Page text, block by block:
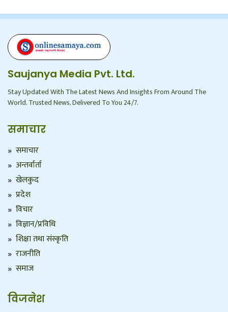
Saujanya Media Pvt. Ltd.
Stay Updated With The Latest News And Insights From Around The
World. Trusted News, Delivered To You 24/7.
समाचार
समाचार
अन्तर्वार्ता
खेलकुद
प्रदेश
विचार
विज्ञान/प्रविधि
शिक्षा तथा संस्कृति
राजनीति
समाज
विजनेश